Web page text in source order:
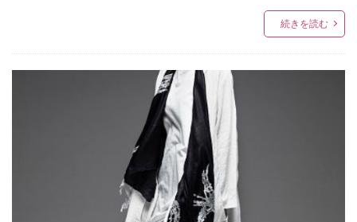
続きを読む
ザ リトルブルックリン ダイカンヤマ
シャイニング
シャンプー
シュプリーム
ショップアンドワンダーアエル
シリウス一番町
シンシアアンドアッシュ
シンプルセンス
シークレットセール
ジャスティンデイビス仙台パルコ店
ジャズ